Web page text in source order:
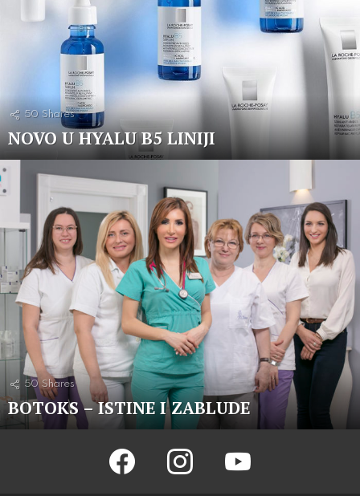
50 Shares
NOVO U HYALU B5 LINIJI
50 Shares
BOTOKS – ISTINE I ZABLUDE
facebook instagram youtube